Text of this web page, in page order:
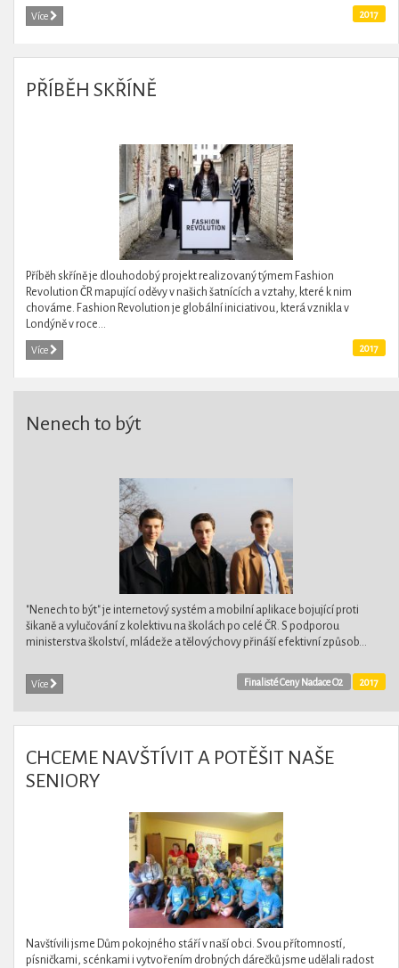
Více 2017
PŘÍBĚH SKŘÍNĚ
Příběh skříně je dlouhodobý projekt realizovaný týmem Fashion
Revolution ČR mapující oděvy v našich šatnících a vztahy, které k nim
chováme. Fashion Revolution je globální iniciativou, která vznikla v
Londýně v roce...
Více 2017
Nenech to být
"Nenech to být" je internetový systém a mobilní aplikace bojující proti
šikaně a vylučování z kolektivu na školách po celé ČR. S podporou
ministerstva školství, mládeže a tělovýchovy přináší efektivní způsob...
Více 2017
Finalisté Ceny Nadace O2
CHCEME NAVŠTÍVIT A POTĚŠIT NAŠE
SENIORY
Navštívili jsme Dům pokojného stáří v naší obci. Svou přítomností,
písničkami, scénkami i vytvořením drobných dárečků jsme udělali radost